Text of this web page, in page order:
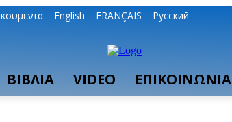
English FRANÇAIS Русский
ΒΙΒΛΙΑ VIDEO ΕΠΙΚΟΙΝΩΝΙΑ